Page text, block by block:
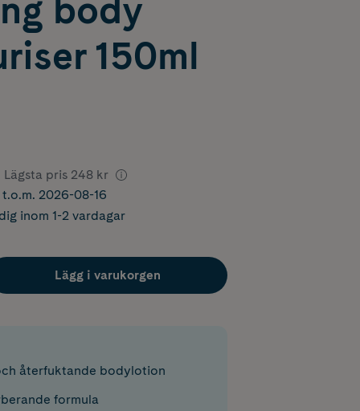
body
150ml
Lägsta pris 248 kr
2026-08-16
inom 1-2 vardagar
Lägg i varukorgen
återfuktande bodylotion
formula